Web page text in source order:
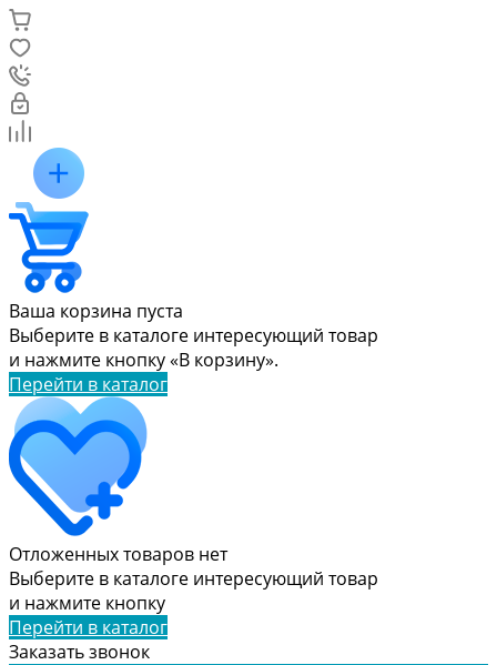
Ваша корзина пуста
Выберите в каталоге интересующий товар
и нажмите кнопку «В корзину».
Перейти в каталог
Отложенных товаров нет
Выберите в каталоге интересующий товар
и нажмите кнопку
Перейти в каталог
Заказать звонок